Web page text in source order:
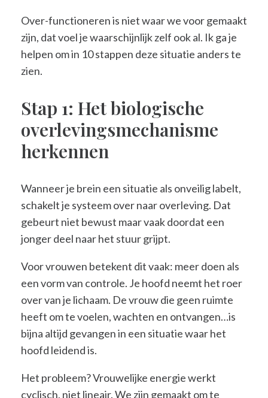
Over-functioneren is niet waar we voor gemaakt
zijn, dat voel je waarschijnlijk zelf ook al. Ik ga je
helpen om in 10 stappen deze situatie anders te
zien.
Stap 1: Het biologische
overlevingsmechanisme
herkennen
Wanneer je brein een situatie als onveilig labelt,
schakelt je systeem over naar overleving. Dat
gebeurt niet bewust maar vaak doordat een
jonger deel naar het stuur grijpt.
Voor vrouwen betekent dit vaak: meer doen als
een vorm van controle. Je hoofd neemt het roer
over van je lichaam. De vrouw die geen ruimte
heeft om te voelen, wachten en ontvangen…is
bijna altijd gevangen in een situatie waar het
hoofd leidend is.
Het probleem? Vrouwelijke energie werkt
cyclisch, niet lineair. We zijn gemaakt om te